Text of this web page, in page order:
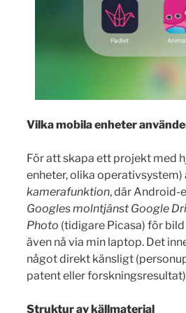
Vilka mobila enheter
För att skapa ett projekt med
enheter, olika
kamerafunktion, där Android-
Googles molntjänst Google
Photo (tidigare Picasa) för
även nå via min laptop. Det
något direkt känsligt
patent eller
Struktur av källmaterial